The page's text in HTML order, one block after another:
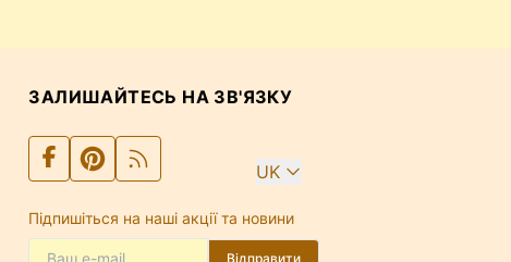
ЗАЛИШАЙТЕСЬ НА ЗВ'ЯЗКУ
UK
Підпишіться на наші акції та новини
Відправити